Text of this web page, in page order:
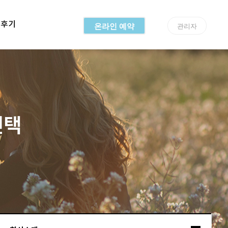
기 온라인 예약 관리자